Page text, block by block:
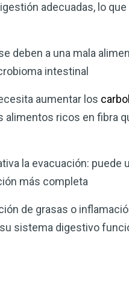
adecuadas, lo
deben a una mala
intestinal
aumentar los
alimentos ricos en fibra
la evacuación: puede
más completa
de grasas o
sistema digestivo